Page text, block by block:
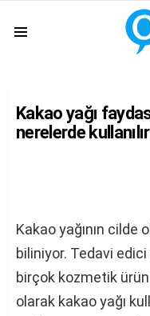
Kakao yağı
nerelerde kullanılır
Kakao yağının cilde
biliniyor. Tedavi
birçok kozmetik
olarak kakao yağı